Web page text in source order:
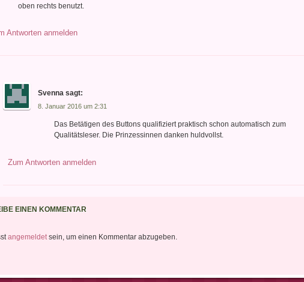
oben rechts benutzt.
Antworten anmelden
Svenna sagt:
8. Januar 2016 um 2:31
Das Betätigen des Buttons qualifiziert praktisch schon automatisch zum
Qualitätsleser. Die Prinzessinnen danken huldvollst.
Zum Antworten anmelden
EINEN KOMMENTAR
angemeldetsein, um einen Kommentar abzugeben.